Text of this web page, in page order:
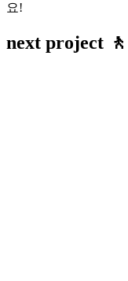
요!
next project 🚶